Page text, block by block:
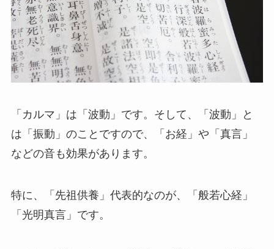
「カルマ」は「波動」です。そして、「波動」と
は「振動」のことですので、「お経」や「真言」
などの音も効果があります。
特に、「先祖供養」代表的なのが、「般若心経」
「光明真言」です。